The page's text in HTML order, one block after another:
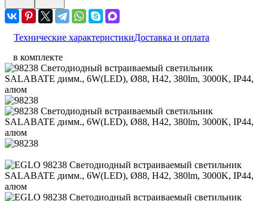
Технические характеристикиДоставка и оплата
в комплекте